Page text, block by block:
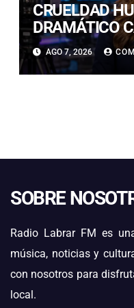
CRUELDAD
DRAMÁTICO
ANIMAL DE
AGO 7, 2026
SOBRE
Radio Labrar FM es
música, noticias y
con nosotros para
local.